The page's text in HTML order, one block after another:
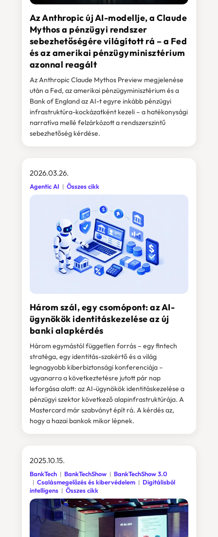
Az Anthropic új AI-modellje, a Claude
Mythos a pénzügyi rendszer
sebezhetőségére világított rá – a Fed
és az amerikai pénzügyminisztérium
azonnal reagált
Az Anthropic Claude Mythos Preview megjelenése
után a Fed, az amerikai pénzügyminisztérium és a
Bank of England az AI-t egyre inkább pénzügyi
infrastruktúra-kockázatként kezeli – a hatékonysági
narratíva mellé felzárkózott a rendszerszintű
sebezhetőség kérdése.
Három szál, egy csomópont: az AI-
ügynökök identitáskezelése az új
banki alapkérdés
2026.03.26.
Agentic AI Összes cikk
Három egymástól független forrás – egy fintech
stratéga, egy identitás-szakértő és a világ
legnagyobb kiberbiztonsági konferenciája –
ugyanarra a következtetésre jutott pár nap
leforgása alatt: az AI-ügynökök identitáskezelése a
pénzügyi szektor következő alapinfrastruktúrája. A
Mastercard már szabványt épít rá. A kérdés az,
hogy a hazai bankok mikor lépnek.
2025.10.15.
BankTech BankTechShow
BankTechShow 3.0
Csalásmegelőzés és kibervédelem
Digitálisból
intelligens
Összes cikk